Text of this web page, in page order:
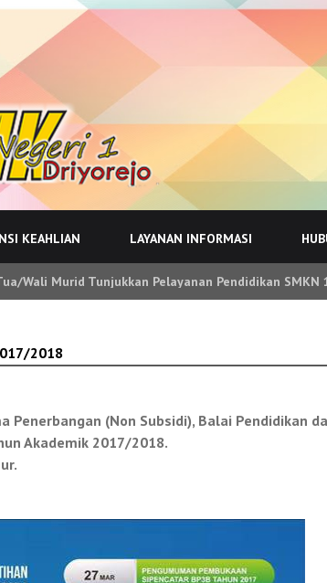
KEAHLIAN LAYANAN INFORMASI
Wali Murid Tunjukkan Pelayanan Pendidikan SMKN
2018
Penerbangan (Non Subsidi), Balai Pendidikan
Akademik 2017/2018.